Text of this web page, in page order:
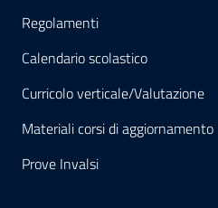
Regolamenti
Calendario scolastico
Curricolo verticale/Valutazione
Materiali corsi di aggiornamento
Prove Invalsi